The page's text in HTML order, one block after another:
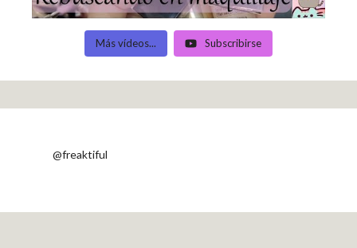
Más vídeos... Subscribirse
@freaktiful